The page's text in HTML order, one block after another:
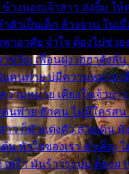
างนอกเจ้าสาว ส่งยิ้ม ให้
ตัวเป็นเด็ก ล้างจาน ในเ
าอาศัย จำใจ ต้องไปช่วย
ขวัญ เพื่อนฝูง เฮฮาดังลั่น
นคนพ่าย บ่มีความหมาย เ
ามหมาย เคียงใจเจ้าบ่าว
คนพ่าย ฮักคน ไม่มีใครสน
าว ก็มัวแต่งตัว สวยเด่น นั่
ต้น หัวใจของเรา ลำเค็ญ
เศร้า มันร้าวระบม ต้องม